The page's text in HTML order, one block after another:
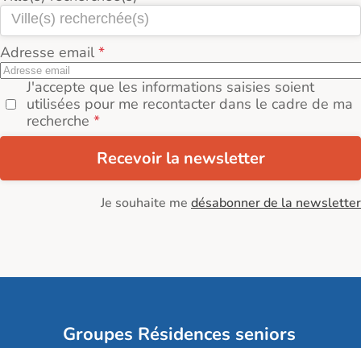
Adresse email
J'accepte que les informations saisies soient
utilisées pour me recontacter dans le cadre de ma
recherche
Recevoir la newsletter
Je souhaite me désabonner de la newsletter
Groupes Résidences seniors